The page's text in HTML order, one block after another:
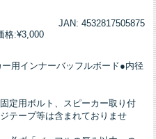
JAN: 4532817505875
:¥3,000
用インナーバッフルボード●内径
定用ボルト、スピーカー取り付
テープ等は含まれておりませ